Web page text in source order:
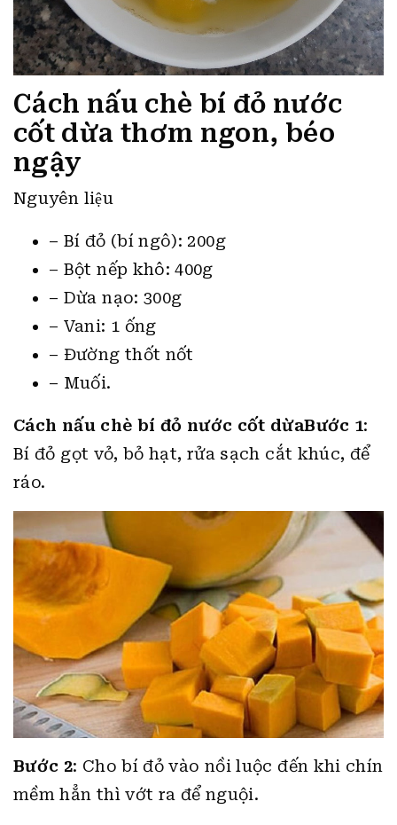
Cách nấu chè bí đỏ nước
cốt dừa thơm ngon, béo
ngậy
Nguyên liệu
– Bí đỏ (bí ngô): 200g
– Bột nếp khô: 400g
– Dừa nạo: 300g
– Vani: 1 ống
– Đường thốt nốt
– Muối.
Cách nấu chè bí đỏ nước cốt dừaBước 1:
Bí đỏ gọt vỏ, bỏ hạt, rửa sạch cắt khúc, để
ráo.
Bước 2: Cho bí đỏ vào nồi luộc đến khi chín
mềm hẳn thì vớt ra để nguội.